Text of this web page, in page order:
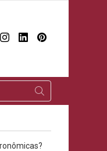
instagram
linkedin